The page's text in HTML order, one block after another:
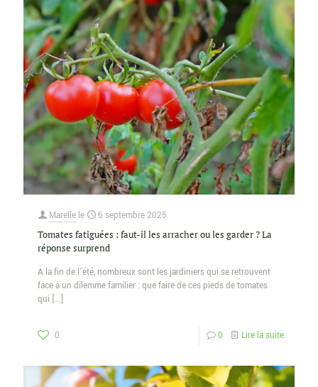
Marelle le 6 septembre 2025
Tomates fatiguées : faut-il les arracher ou les garder ? La
réponse surprend
À la fin de l’été, nombreux sont les jardiniers qui se retrouvent
face à un dilemme familier : que faire de ces pieds de tomates
qui […]
0 0 Lire la suite